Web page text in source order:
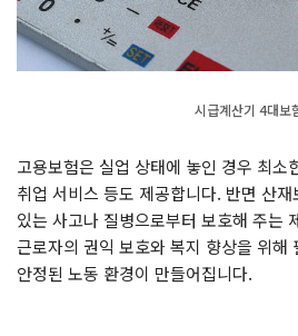
시급계산기 4대보
고용보험은 실업 상태에 놓인 경우 최소
취업 서비스 등도 제공합니다. 반면 산
있는 사고나 질병으로부터 보호해 주는
근로자의 권익 보호와 복지 향상을 위해
안정된 노동 환경이 만들어집니다.